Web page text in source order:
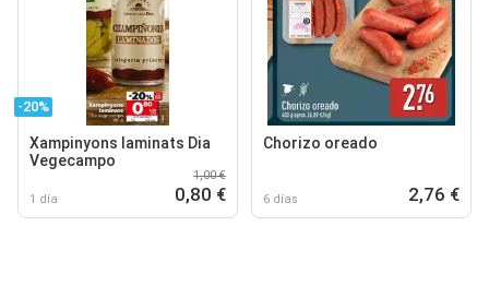
-20%
Xampinyons laminats Dia
Vegecampo
1 día
1,00 €
0,80 €
Chorizo oreado
6 días 2,76 €